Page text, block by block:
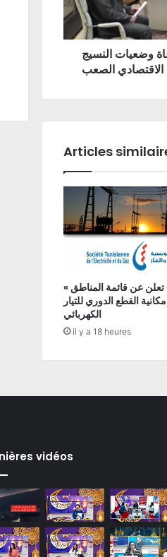
وضعيات النسيج
الصعب
Articles
« الستاغ » تعلن عن قائمة المناطق
القطع الدوري للتيار
الكهربائي
il y a 18 heures
vidéos